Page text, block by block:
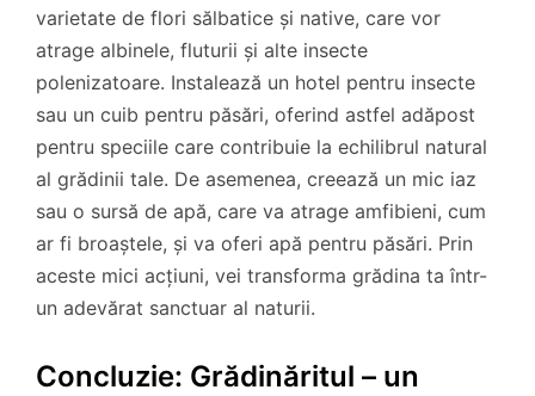
varietate de flori sălbatice și native, care vor
atrage albinele, fluturii și alte insecte
polenizatoare. Instalează un hotel pentru insecte
sau un cuib pentru păsări, oferind astfel adăpost
pentru speciile care contribuie la echilibrul natural
al grădinii tale. De asemenea, creează un mic iaz
sau o sursă de apă, care va atrage amfibieni, cum
ar fi broaștele, și va oferi apă pentru păsări. Prin
aceste mici acțiuni, vei transforma grădina ta într-
un adevărat sanctuar al naturii.
Concluzie: Grădinăritul – un